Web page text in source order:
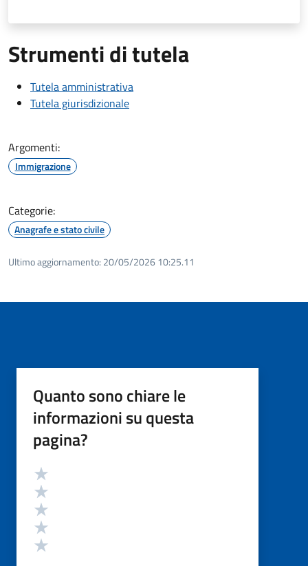
Strumenti di tutela
Tutela amministrativa
Tutela giurisdizionale
Argomenti:
Immigrazione
Categorie:
Anagrafe e stato civile
Ultimo aggiornamento: 20/05/2026 10:25.11
Quanto sono chiare le
informazioni su questa
pagina?
Valutazione